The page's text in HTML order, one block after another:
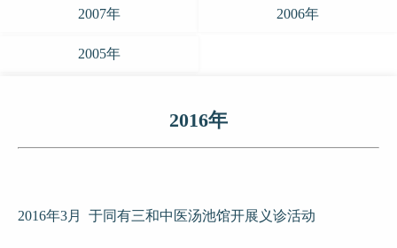
2007年 2006年
2005年
2016年
2016年3月 于同有三和中医汤池馆开展义诊活动